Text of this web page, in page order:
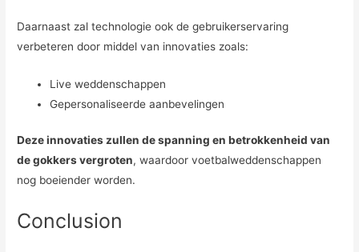
Daarnaast zal technologie ook de gebruikerservaring
verbeteren door middel van innovaties zoals:
Live weddenschappen
Gepersonaliseerde aanbevelingen
Deze innovaties zullen de spanning en betrokkenheid van
de gokkers vergroten, waardoor voetbalweddenschappen
nog boeiender worden.
Conclusion